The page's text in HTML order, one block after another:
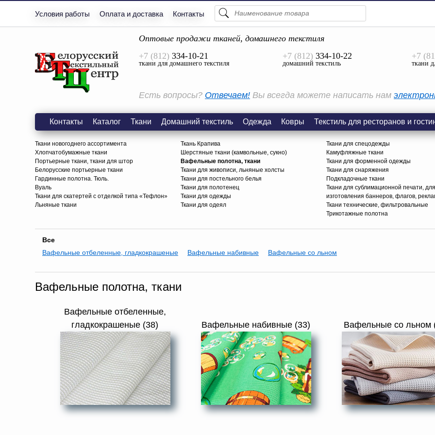
Условия работы Оплата и доставка Контакты
Просмотреть Все
Оптовые продажи тканей, домашнего текстиля
+7 (812) 334-10-21
ткани для домашнего текстиля
+7 (812) 334-10-22
домашний текстиль
+7
ткани
Есть вопросы? Отвечаем! Вы всегда можете написать нам
Контакты Каталог Ткани Домашний текстиль Одежда Ковры Текстиль для ресторанов и
Ткани новогоднего ассортимента
Хлопчатобумажные ткани
Портьерные ткани, ткани для штор
Белорусские портьерные ткани
Гардинные полотна. Тюль.
Вуаль
Ткани для скатертей с отделкой типа «Тефлон»
Льняные ткани
Ткань Крапива
Шерстяные ткани (камвольные, сукно)
Вафельные полотна, ткани
Ткани для живописи, льняные холсты
Ткани для постельного белья
Ткани для полотенец
Ткани для одежды
Ткани для одеял
Ткани для спецодежды
Камуфляжные ткани
Ткани для форменной одежды
Ткани для снаряжения
Подкладочные ткани
Ткани для сублимационной печати, для
изготовления баннеров, флагов,
Ткани технические, фильтровальные
Трикотажные полотна
Все
Вафельные отбеленные, гладкокрашеные
Вафельные набивные Вафельные со льном
Вафельные полотна, ткани
Вафельные отбеленные,
гладкокрашеные (38)
Вафельные набивные (33) Вафельные со льном